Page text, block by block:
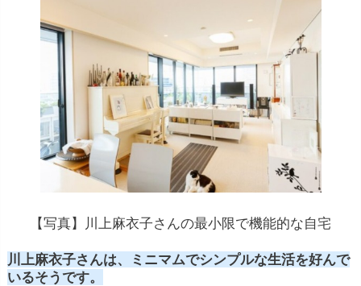
【写真】川上麻衣子さんの最小限で機能的な自宅
川上麻衣子さんは、ミニマムでシンプルな生活を好んで
いるそうです。